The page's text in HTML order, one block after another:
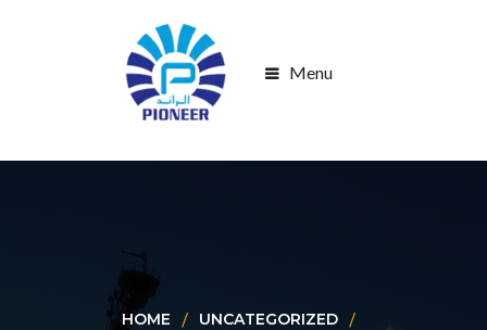
Menu
HOME UNCATEGORIZED